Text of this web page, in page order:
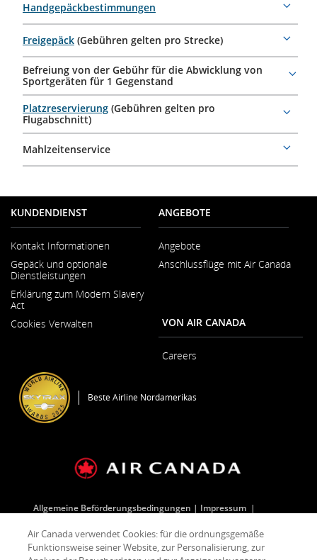
Handgepäckbestimmungen
More
details
Freigepäck (Gebühren gelten pro Strecke)
More
details
Befreiung von der Gebühr für die Abwicklung von
Sportgeräten für 1 Gegenstand
More
details
Platzreservierung (Gebühren gelten pro
Flugabschnitt)
More
details
Mahlzeitenservice
More
details
KUNDENDIENST
Kontakt Informationen
Fenster
geöffnet
Gepäck und optionale
Dienstleistungen
Erklärung zum Modern Slavery
Act
in
Cookies Verwalten
ANGEBOTE
Angebote
Anschlussflüge mit Air Canada
VON AIR CANADA
Careers
Beste Airline Nordamerikas
Allgemeine Beförderungsbedingungen
Impressum
Air Canada verwendet Cookies: für die ordnungsgemäße
Funktionsweise seiner Website, zur Personalisierung, zur